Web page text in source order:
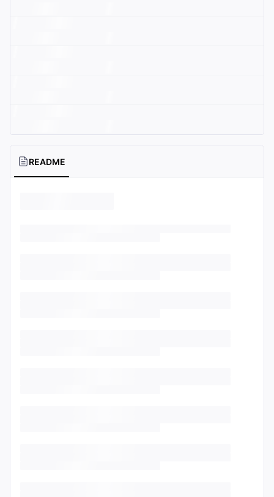
README